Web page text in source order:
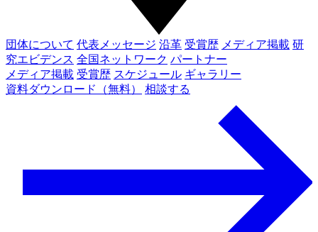
団体について 代表メッセージ 沿革 受賞歴 メディア掲載 研
究エビデンス 全国ネットワーク パートナー
メディア掲載 受賞歴 スケジュール ギャラリー
資料ダウンロード（無料）
相談する